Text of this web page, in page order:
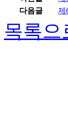
다음글
제
목록으